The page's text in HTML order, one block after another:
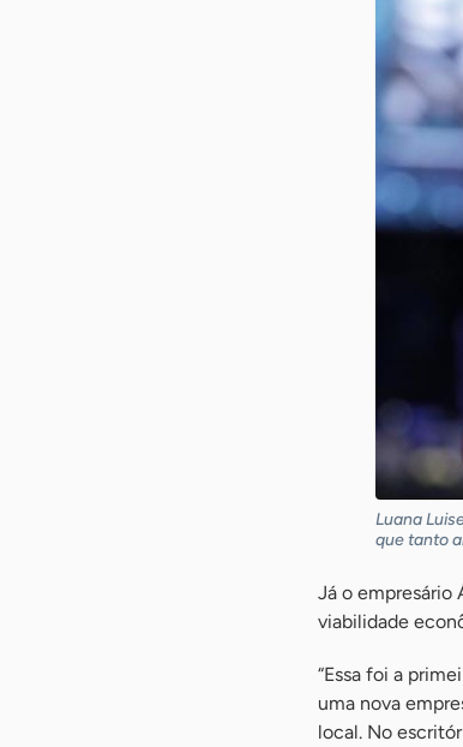
Luana
que tanto
Já o empresário
viabilidade
“Essa foi a
uma nova
local. No